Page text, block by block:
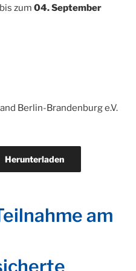
zum 04. September
Berlin-Brandenburg e.V.
Herunterladen
am